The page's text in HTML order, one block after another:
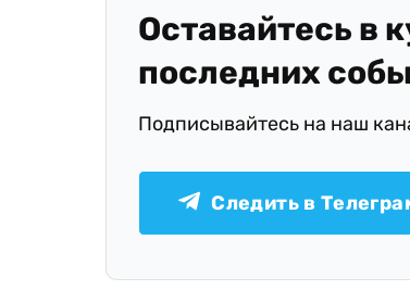
Оставайтесь в
последних
Подписывайтесь на наш
Следить в